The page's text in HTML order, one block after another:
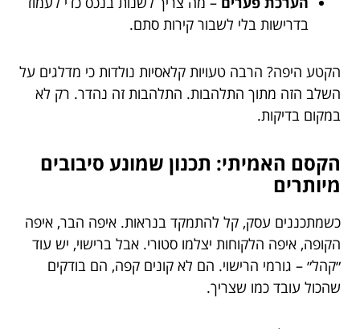
בדרישות בלי לשבור קירות סתם.
הקטע היפה? הרבה טעויות קלאסיות נולדות כי מדלגים על
השלב הזה מתוך התלהבות. התלהבות זה נהדר. רק לא
במקום בדיקות.
הקסם האמיתי: תכנון שמונע סיבובים
מיותרים
כשמתכננים עסק, קל להתמקד בנראות. איפה הבר, איפה
הקופה, איפה הלקוחות יצלמו סטורי. אבל ברישוי, יש עוד
״קהל״ – גורמי הרישוי. הם לא קונים קפה, הם בודקים
שהכול עובד כמו שצריך.